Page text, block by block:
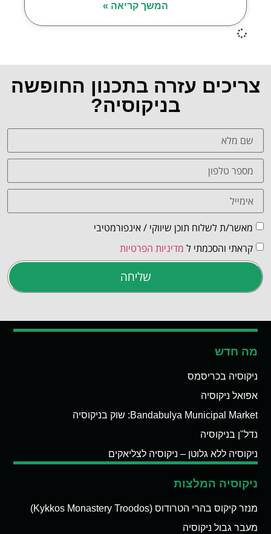
המשך קריאה »
צריכים עזרה בתכנון החופשה
בניקוסיה?
מאשר/ת לשלוח תוכן שיווקי / אינפורמטיבי
קראתי והסכמתי ל מדיניות הפרטיות
שליחה
מה חדש
ניקוסיה בכריסמס
אפואל ניקוסיה
Bandabulya Municipal Market: שוק בניקוסיה
נדל"ן בניקוסיה
ניקוסיה ללא גלוטן – ניקוסיה לצליאקים
ניקוסיה המלצות
מנזר קיקוס בהרי הטרודוס (Kykkos Monastery Troodos)
מעבר גבול ניקוסיה